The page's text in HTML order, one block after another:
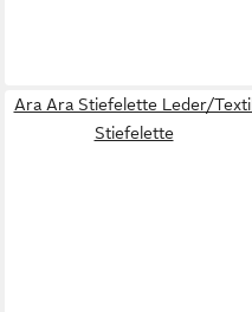
Ara Ara Stiefelette Leder/Textil
Stiefelette